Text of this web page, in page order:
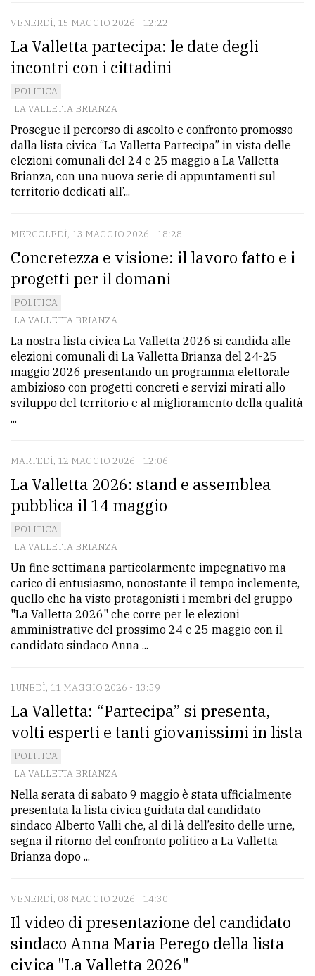
PRIVACY
Privacy
policy
Cookie
policy
VENERDÌ, 15 MAGGIO 2026 - 12:22
La Valletta partecipa: le date degli
incontri con i cittadini
POLITICA
LA VALLETTA BRIANZA
Prosegue il percorso di ascolto e confronto promosso
dalla lista civica “La Valletta Partecipa” in vista delle
elezioni comunali del 24 e 25 maggio a La Valletta
Brianza, con una nuova serie di appuntamenti sul
territorio dedicati all’...
MERCOLEDÌ, 13 MAGGIO 2026 - 18:28
Concretezza e visione: il lavoro fatto e i
progetti per il domani
POLITICA
LA VALLETTA BRIANZA
La nostra lista civica La Valletta 2026 si candida alle
elezioni comunali di La Valletta Brianza del 24-25
maggio 2026 presentando un programma elettorale
ambizioso con progetti concreti e servizi mirati allo
sviluppo del territorio e al miglioramento della qualità
...
MARTEDÌ, 12 MAGGIO 2026 - 12:06
La Valletta 2026: stand e assemblea
pubblica il 14 maggio
POLITICA
LA VALLETTA BRIANZA
Un fine settimana particolarmente impegnativo ma
carico di entusiasmo, nonostante il tempo inclemente,
quello che ha visto protagonisti i membri del gruppo
"La Valletta 2026" che corre per le elezioni
amministrative del prossimo 24 e 25 maggio con il
candidato sindaco Anna ...
LUNEDÌ, 11 MAGGIO 2026 - 13:59
La Valletta: “Partecipa” si presenta,
volti esperti e tanti giovanissimi in lista
POLITICA
LA VALLETTA BRIANZA
Nella serata di sabato 9 maggio è stata ufficialmente
presentata la lista civica guidata dal candidato
sindaco Alberto Valli che, al di là dell’esito delle urne,
segna il ritorno del confronto politico a La Valletta
Brianza dopo ...
VENERDÌ, 08 MAGGIO 2026 - 14:30
Il video di presentazione del candidato
sindaco Anna Maria Perego della lista
civica "La Valletta 2026"